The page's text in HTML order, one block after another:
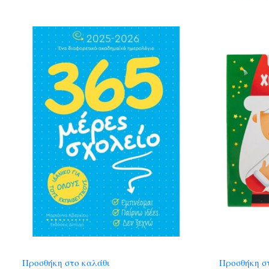
Προσθήκη στο καλάθι Προσθήκη